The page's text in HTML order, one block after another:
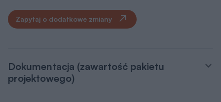
Zapytaj o dodatkowe zmiany
Dokumentacja (zawartość pakietu
projektowego)